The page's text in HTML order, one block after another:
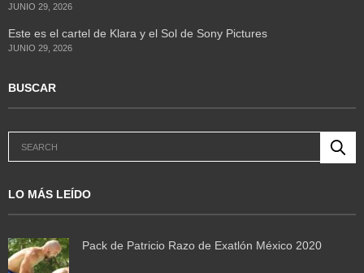
JUNIO 29, 2026
Este es el cartel de Klara y el Sol de Sony Pictures
JUNIO 29, 2026
BUSCAR
LO MÁS LEÍDO
Pack de Patricio Razo de Exatlón México 2020